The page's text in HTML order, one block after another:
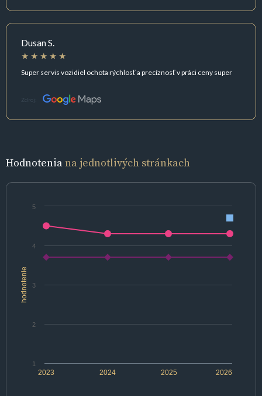
Dusan S.
Super servis vozidiel ochota rýchlosť a precíznosť v práci ceny super
Zdroj:
Hodnoteniana jednotlivých stránkach
hodnotenie
2024 2026
2023 2025
1
2
3
4
5